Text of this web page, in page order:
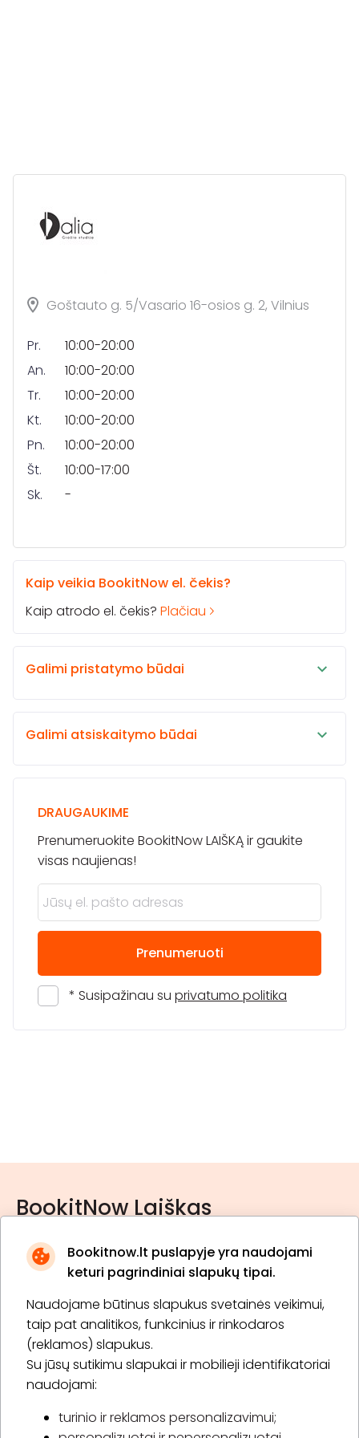
Bookitnow.lt puslapyje yra naudojami
keturi pagrindiniai slapukų tipai.
Naudojame būtinus slapukus svetainės veikimui,
taip pat analitikos, funkcinius ir rinkodaros
(reklamos) slapukus.
Su jūsų sutikimu slapukai ir mobilieji identifikatoriai
naudojami:
turinio ir reklamos personalizavimui;
Goštauto g. 5/Vasario 16-osios g. 2, Vilnius
Pr.
10:00-20:00
An.
10:00-20:00
Tr.
10:00-20:00
Kt.
10:00-20:00
Pn.
10:00-20:00
Št.
10:00-17:00
Sk.
-
Kaip veikia BookitNow el. čekis?
Kaip atrodo el. čekis? Plačiau
Galimi pristatymo būdai
Galimi atsiskaitymo būdai
DRAUGAUKIME
Prenumeruokite BookitNow LAIŠKĄ ir gaukite
visas naujienas!
Prenumeruoti
* Susipažinau su privatumo politika
BookitNow Laiškas
* Susipažinau su privatumo politika
Prenumeruoti